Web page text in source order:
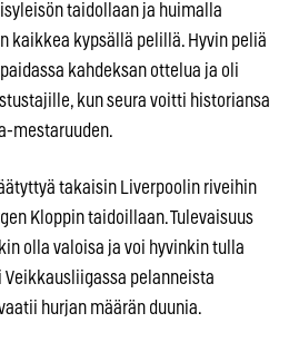
taidollaan ja huimalla
kaikkea kypsällä pelillä. Hyvin peliä
kahdeksan ottelua ja oli
kun seura voitti historiansa
mestaruuden.
takaisin Liverpoolin riveihin
Kloppin taidoillaan. Tulevaisuus
olla valoisa ja voi hyvinkin tulla
pelanneista
hurjan määrän duunia.